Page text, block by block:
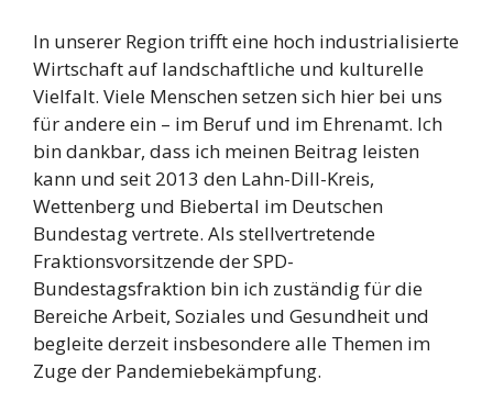
In unserer Region trifft eine hoch industrialisierte
Wirtschaft auf landschaftliche und kulturelle
Vielfalt. Viele Menschen setzen sich hier bei uns
für andere ein – im Beruf und im Ehrenamt. Ich
bin dankbar, dass ich meinen Beitrag leisten
kann und seit 2013 den Lahn-Dill-Kreis,
Wettenberg und Biebertal im Deutschen
Bundestag vertrete. Als stellvertretende
Fraktionsvorsitzende der SPD-
Bundestagsfraktion bin ich zuständig für die
Bereiche Arbeit, Soziales und Gesundheit und
begleite derzeit insbesondere alle Themen im
Zuge der Pandemiebekämpfung.